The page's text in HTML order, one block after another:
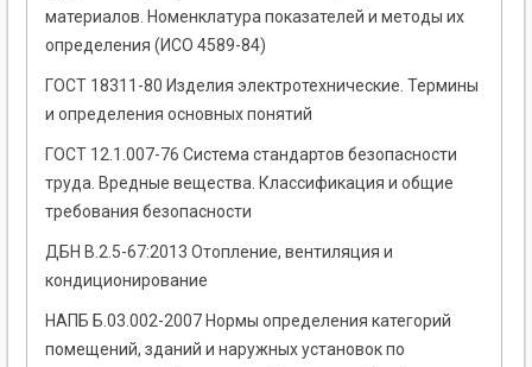
материалов. Номенклатура показателей и методы их
определения (ИСО 4589-84)
ГОСТ 18311-80 Изделия электротехнические. Термины
и определения основных понятий
ГОСТ 12.1.007-76 Система стандартов безопасности
труда. Вредные вещества. Классификация и общие
требования безопасности
ДБН В.2.5-67:2013 Отопление, вентиляция и
кондиционирование
НАПБ Б.03.002-2007 Нормы определения категорий
помещений, зданий и наружных установок по